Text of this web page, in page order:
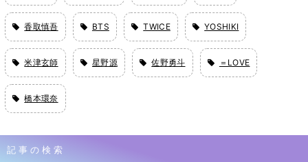
香取慎吾 BTS TWICE YOSHIKI
米津玄師 星野源 佐野勇斗 ＝LOVE
橋本環奈
記事の検索